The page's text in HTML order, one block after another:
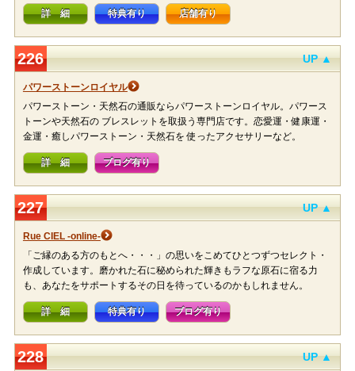
詳 細 特典有り 店舗有り
226 UP ▲
パワーストーンロイヤル
パワーストーン・天然石の通販ならパワーストーンロイヤル。パワース
トーンや天然石の ブレスレットを取扱う専門店です。恋愛運・健康運・
金運・癒しパワーストーン・天然石を 使ったアクセサリーなど。
詳 細 ブログ有り
227 UP ▲
Rue CIEL -online-
「ご縁のある方のもとへ・・・」の思いをこめてひとつずつセレクト・
作成しています。磨かれた石に秘められた輝きもラフな原石に宿る力
も、あなたをサポートするその日を待っているのかもしれません。
詳 細 特典有り ブログ有り
228 UP ▲